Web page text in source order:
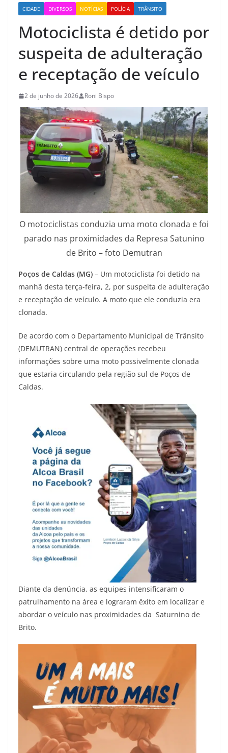
CIDADE DIVERSOS NOTÍCIAS POLÍCIA TRÂNSITO
Motociclista é detido por
suspeita de adulteração
e receptação de veículo
2 de junho de 2026 Roni Bispo
O motociclistas conduzia uma moto clonada e foi
parado nas proximidades da Represa Satunino
de Brito – foto Demutran
Poços de Caldas (MG) – Um motociclista foi detido na
manhã desta terça-feira, 2, por suspeita de adulteração
e receptação de veículo. A moto que ele conduzia era
clonada.
De acordo com o Departamento Municipal de Trânsito
(DEMUTRAN) central de operações recebeu
informações sobre uma moto possivelmente clonada
que estaria circulando pela região sul de Poços de
Caldas.
Diante da denúncia, as equipes intensificaram o
patrulhamento na área e lograram êxito em localizar e
abordar o veículo nas proximidades da Saturnino de
Brito.